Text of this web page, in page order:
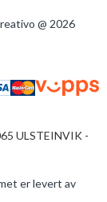
@ 2026
ULSTEINVIK -
er levert av